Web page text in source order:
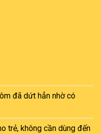
đã dứt hẳn nhờ có
trẻ, không cần dùng đến